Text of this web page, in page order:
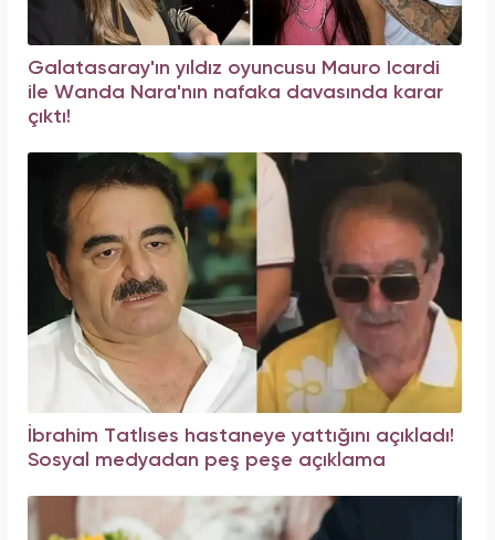
Galatasaray'ın yıldız oyuncusu Mauro Icardi
ile Wanda Nara'nın nafaka davasında karar
çıktı!
İbrahim Tatlıses hastaneye yattığını açıkladı!
Sosyal medyadan peş peşe açıklama